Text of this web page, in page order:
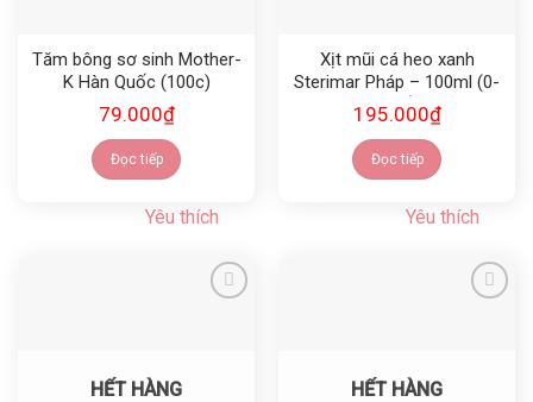
Tăm bông sơ sinh Mother-
K Hàn Quốc (100c)
79.000₫
Đọc tiếp
Yêu thích
Xịt mũi cá heo xanh
Sterimar Pháp – 100ml (0-
3 tuổi)
195.000₫
Đọc tiếp
Yêu thích
HẾT HÀNG HẾT HÀNG